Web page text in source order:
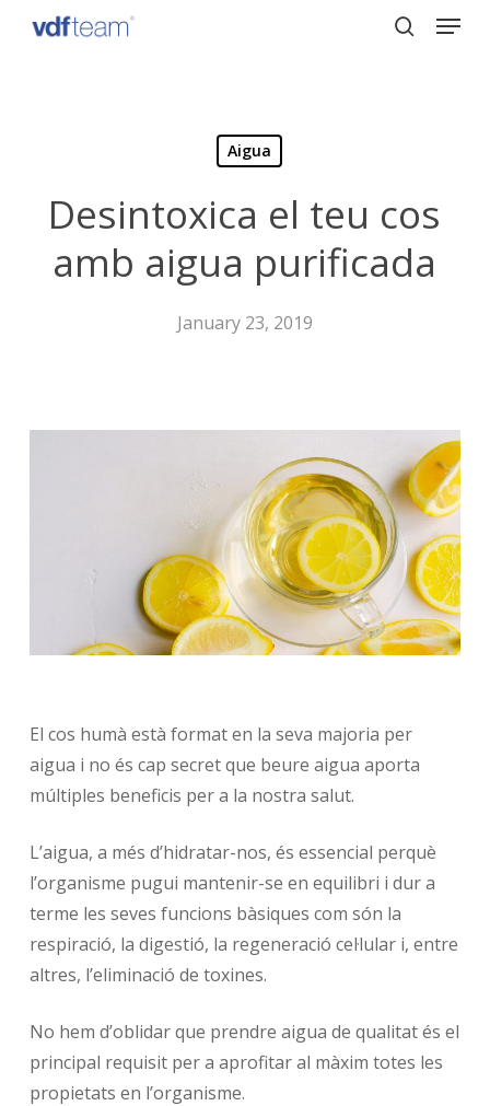
Menu
Aigua
Desintoxica el teu cos
amb aigua purificada
January 23, 2019
El cos humà està format en la seva majoria per
aigua i no és cap secret que beure aigua aporta
múltiples beneficis per a la nostra salut.
L’aigua, a més d’hidratar-nos, és essencial perquè
l’organisme pugui mantenir-se en equilibri i dur a
terme les seves funcions bàsiques com són la
respiració, la digestió, la regeneració cel·lular i, entre
altres, l’eliminació de toxines.
No hem d’oblidar que prendre aigua de qualitat és el
principal requisit per a aprofitar al màxim totes les
propietats en l’organisme.